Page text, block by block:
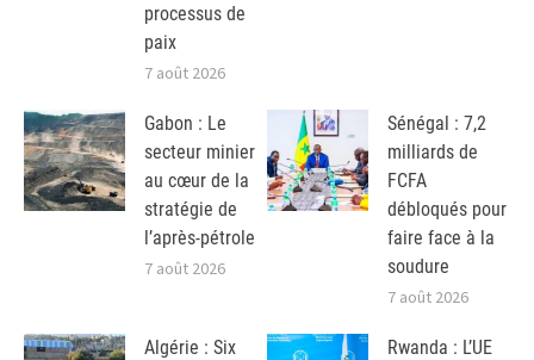
processus de
paix
7 août 2026
Gabon : Le
secteur minier
au cœur de la
stratégie de
l’après-pétrole
7 août 2026
Sénégal : 7,2
milliards de
FCFA
débloqués pour
faire face à la
soudure
7 août 2026
Algérie : Six
Rwanda : L’UE